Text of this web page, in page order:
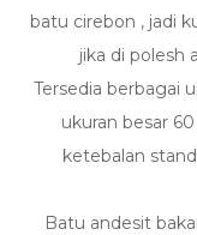
batu cirebon , jadi
jika di polesh
Tersedia berbagai
ukuran besar
ketebalan
Batu andesit